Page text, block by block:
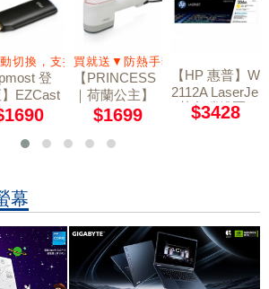
積扶手
切換，支援Wi-Fi 5G
登
EZCast
型無線
買就送▼防熱手套
【PRINCESS
｜荷蘭公主】
平掛兩用掛燙
5 (贈防熱手
$1699
【HP 惠普】W
2112A LaserJe
t 黃色碳粉匣 2
06A
$3428
幕